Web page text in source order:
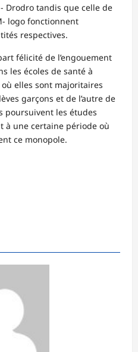
Drodro tandis que celle de
logo fonctionnent
respectives.
félicité de l’engouement
les écoles de santé à
elles sont majoritaires
garçons et de l’autre de
poursuivent les études
à une certaine période où
ce monopole.